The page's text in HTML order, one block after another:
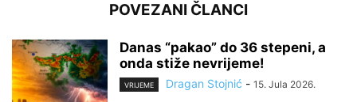
POVEZANI ČLANCI
Danas “pakao” do 36 stepeni, a
onda stiže nevrijeme!
VRIJEME Dragan Stojnić - 15. Jula 2026.